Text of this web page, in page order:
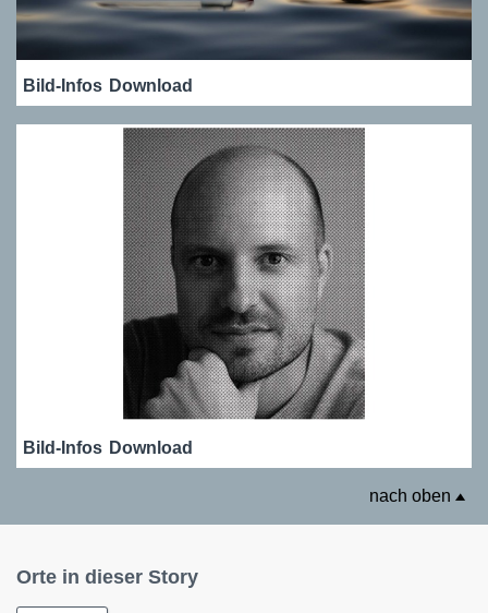
Bild-Infos Download
Bild-Infos Download
nach oben
Orte in dieser Story